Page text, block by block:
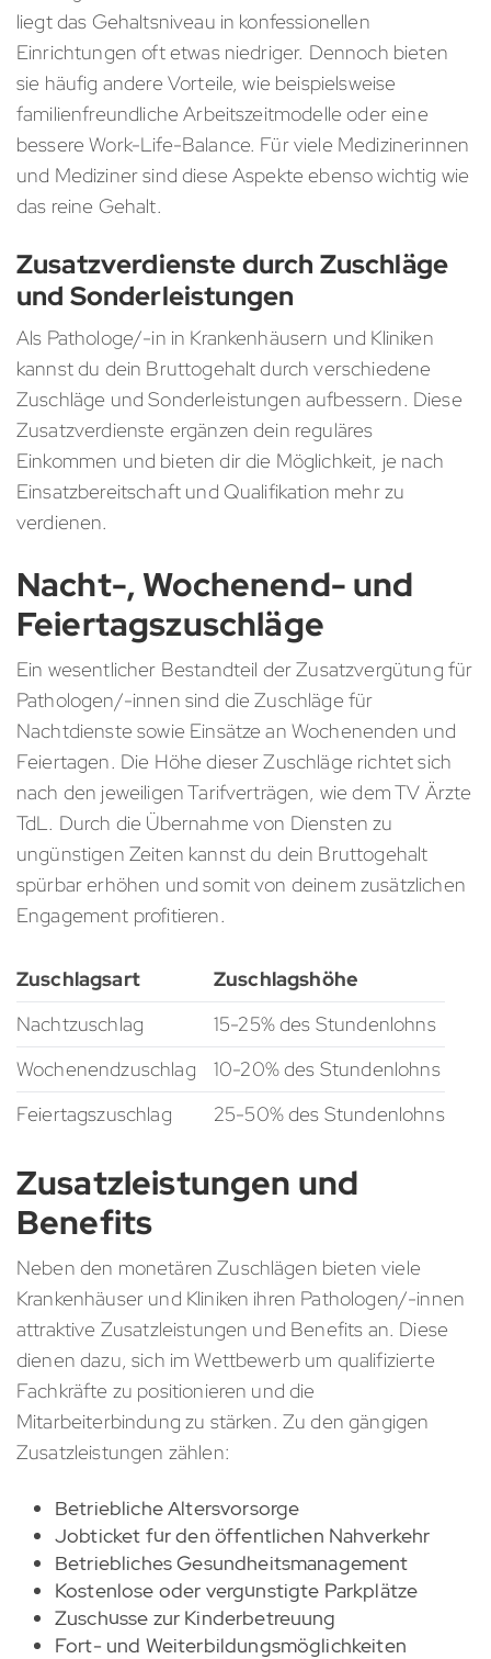
liegt das Gehaltsniveau in konfessionellen
Einrichtungen oft etwas niedriger. Dennoch bieten
sie häufig andere Vorteile, wie beispielsweise
familienfreundliche Arbeitszeitmodelle oder eine
bessere Work-Life-Balance. Für viele Medizinerinnen
und Mediziner sind diese Aspekte ebenso wichtig wie
das reine Gehalt.
Zusatzverdienste durch Zuschläge
und Sonderleistungen
Als Pathologe/-in in Krankenhäusern und Kliniken
kannst du dein Bruttogehalt durch verschiedene
Zuschläge und Sonderleistungen aufbessern. Diese
Zusatzverdienste ergänzen dein reguläres
Einkommen und bieten dir die Möglichkeit, je nach
Einsatzbereitschaft und Qualifikation mehr zu
verdienen.
Nacht-, Wochenend- und
Feiertagszuschläge
Ein wesentlicher Bestandteil der Zusatzvergütung für
Pathologen/-innen sind die Zuschläge für
Nachtdienste sowie Einsätze an Wochenenden und
Feiertagen. Die Höhe dieser Zuschläge richtet sich
nach den jeweiligen Tarifverträgen, wie dem TV Ärzte
TdL. Durch die Übernahme von Diensten zu
ungünstigen Zeiten kannst du dein Bruttogehalt
spürbar erhöhen und somit von deinem zusätzlichen
Engagement profitieren.
Zuschlagsart
Zuschlagshöhe
Nachtzuschlag
15-25% des Stundenlohns
Wochenendzuschlag
10-20% des Stundenlohns
Feiertagszuschlag
25-50% des Stundenlohns
Zusatzleistungen und
Benefits
Neben den monetären Zuschlägen bieten viele
Krankenhäuser und Kliniken ihren Pathologen/-innen
attraktive Zusatzleistungen und Benefits an. Diese
dienen dazu, sich im Wettbewerb um qualifizierte
Fachkräfte zu positionieren und die
Mitarbeiterbindung zu stärken. Zu den gängigen
Zusatzleistungen zählen:
Betriebliche Altersvorsorge
Jobticket für den öffentlichen Nahverkehr
Betriebliches Gesundheitsmanagement
Kostenlose oder vergünstigte Parkplätze
Zuschüsse zur Kinderbetreuung
Fort- und Weiterbildungsmöglichkeiten